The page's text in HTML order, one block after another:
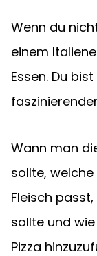
Wenn du
einem
Essen. Du
Wann man
sollte,
Fleisch
sollte und
Pizza